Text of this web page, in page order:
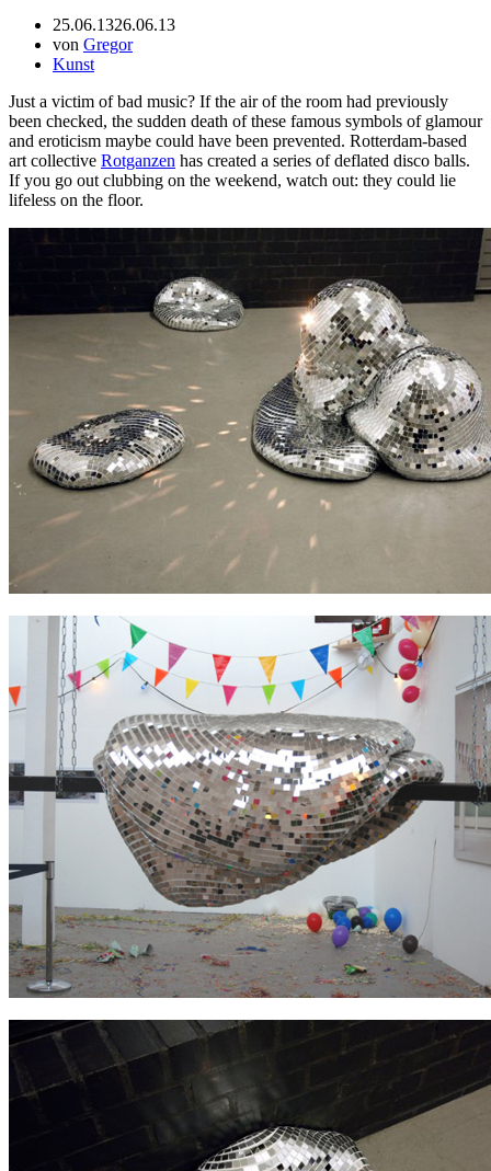
25.06.1326.06.13
von Gregor
Kunst
Just a victim of bad music? If the air of the room had previously
been checked, the sudden death of these famous symbols of glamour
and eroticism maybe could have been prevented. Rotterdam-based
art collective Rotganzen has created a series of deflated disco balls.
If you go out clubbing on the weekend, watch out: they could lie
lifeless on the floor.